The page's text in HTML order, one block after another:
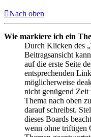
Nach oben
Wie markiere ich ein
Durch Klicken des
Beitragsansicht
auf die erste Seite
entsprechenden
möglicherweise
nicht genügend Zeit
Thema nach oben
darauf schreibst.
dieses Boards
wenn ohne triftigen